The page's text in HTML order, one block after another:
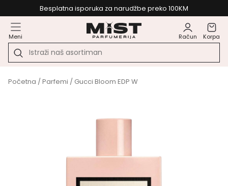
Besplatna isporuka za narudžbe preko 100KM
Meni Račun Korpa
Početna /Parfemi / Gucci Bloom EDP W